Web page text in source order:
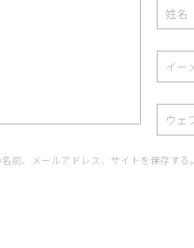
前、メールアドレス、サイトを保存する。